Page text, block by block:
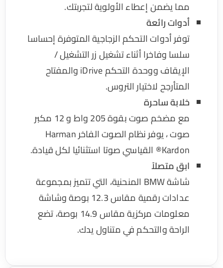
مما يضمن إعطاء الأولوية لتجربتك.
أدوات رائعة
توفر أدوات التحكم الزجاجية المتوفرة إحساسا
سلسا وفاخرا أثناء تشغيل زر التشغيل /
الإيقاف ووحدة التحكم iDrive والمفتاح
المتأرجح لاختيار التروس.
خلابة ساحرة
مع مضخم صوت بقوة 205 واط و 12 مكبر
صوت ، يوفر نظام الصوت الفاخر Harman
Kardon® القياسي صوتا استثنائيا لكل قيادة.
ابق متصلاً
شاشة BMW المنحنية، التي تتميز بمجموعة
عدادات رقمية مقاس 12.3 بوصة وشاشة
معلومات مركزية مقاس 14.9 بوصة، تضع
الراحة والتحكم في متناول يدك.